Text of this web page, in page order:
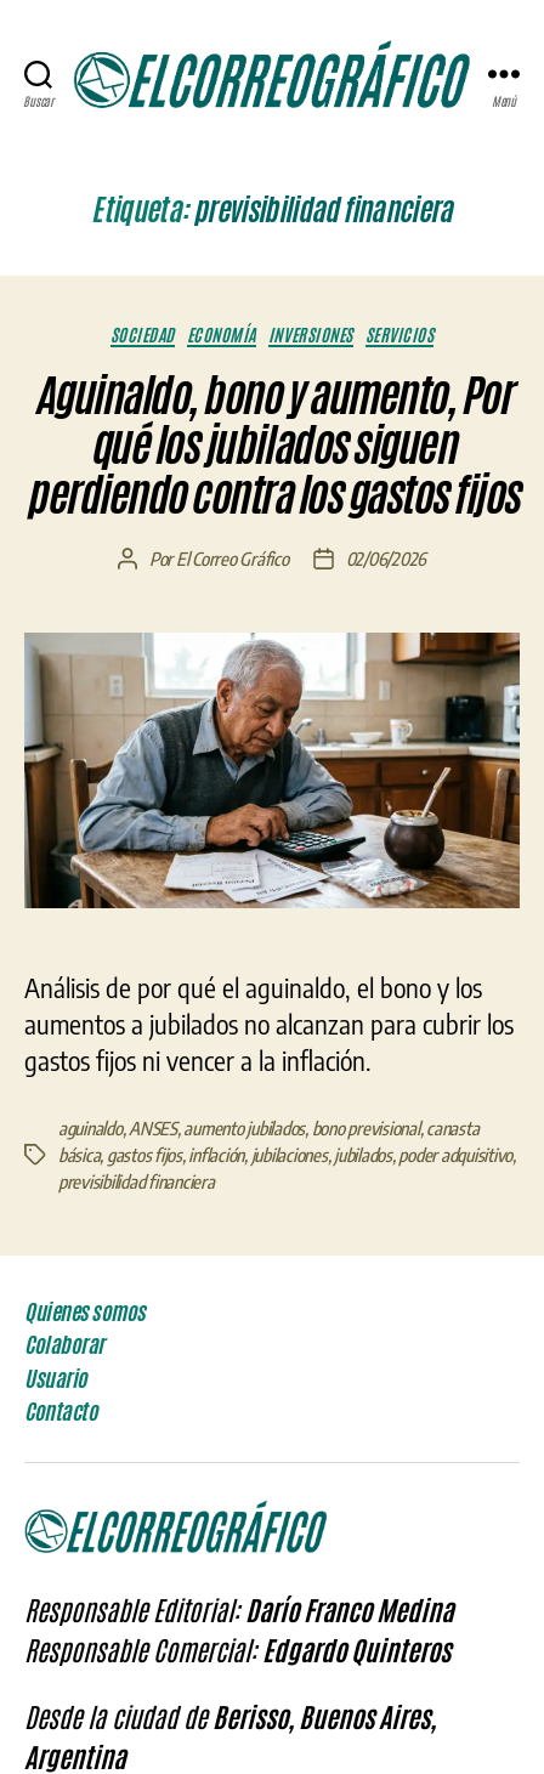
Buscar Menú
Etiqueta:previsibilidad financiera
Categorías
SOCIEDAD ECONOMÍA INVERSIONES SERVICIOS
Aguinaldo, bono y aumento, Por
qué los jubilados siguen
perdiendo contra los gastos fijos
Autor
entrada
PorEl Correo Gráfico
Fecha
entrada
02/06/2026
Análisis de por qué el aguinaldo, el bono y los
aumentos a jubilados no alcanzan para cubrir los
gastos fijos ni vencer a la inflación.
Etiquetas
aguinaldo,ANSES,aumento jubilados, bono previsional,canasta
básica, gastos fijos,inflación, jubilaciones,jubilados,poder adquisitivo,
previsibilidad financiera
Quienes somos
Colaborar
Usuario
Contacto
Responsable Editorial:Darío Franco Medina
Responsable Comercial:Edgardo Quinteros
Desde la ciudad deBerisso, Buenos Aires,
Argentina